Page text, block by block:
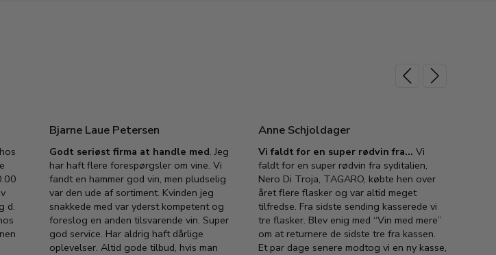
d.
Bjarne Laue Petersen
Godt seriøst firma at handle med. Jeg
har haft flere forespørgsler om vine. Vi
fandt en hammer god vin, men pludselig
var den ude af sortiment. Kvinden jeg
snakkede med var yderst kompetent og
foreslog en anden tilsvarende vin. Super
god service. Har aldrig haft dårlige
oplevelser. Altid gode tilbud, hvis man
Anne Schjoldager
Vi faldt for en super rødvin fra… Vi
faldt for en super rødvin fra syditalien,
Nero Di Troja, TAGARO, købte hen over
året flere flasker og var altid meget
tilfredse. Fra sidste sending kasserede vi
tre flasker. Blev enig med “Vin med mere”
om at returnere de sidste tre fra kassen.
Et par dage senere modtog vi en ny kasse,